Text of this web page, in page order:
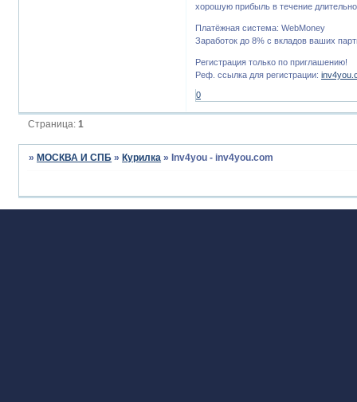
хорошую прибыль в течение
Платёжная система: WebMoney
Заработок до 8% с вкладов ваших
Регистрация только по приглашению!
Реф. ссылка для регистрации:
0
Страница:1
» МОСКВА И СПБ » Курилка » Inv4you - inv4you.com